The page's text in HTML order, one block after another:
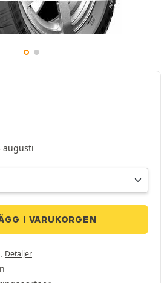
augusti
I VARUKORGEN
Detaljer